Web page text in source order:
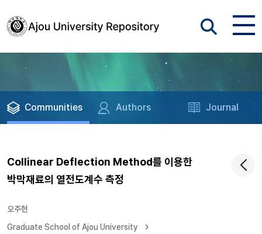
Communities Authors Journal
Collinear Deflection Method를 이용한
박막재료의 열전도계수 측정
오주현
Graduate School of Ajou University